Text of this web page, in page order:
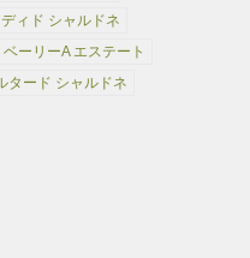
ィド シャルドネ
ーリーA エステート
タード シャルドネ